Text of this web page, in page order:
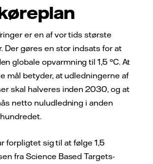
er en af vor tids største
Der gøres en stor indsats for at
globale opvarmning til 1,5 °C. At
mål betyder, at udledningerne af
skal halveres inden 2030, og at
netto nuludledning i anden
forpligtet sig til at følge 1,5
fra Science Based Targets-